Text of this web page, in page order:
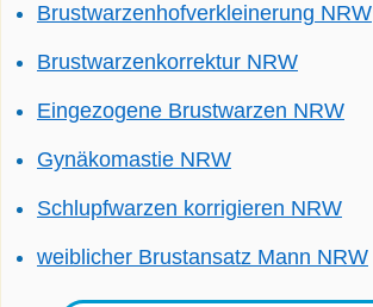
Brustwarzenhofverkleinerung NRW
Brustwarzenkorrektur NRW
Eingezogene Brustwarzen NRW
Gynäkomastie NRW
Schlupfwarzen korrigieren NRW
weiblicher Brustansatz Mann NRW